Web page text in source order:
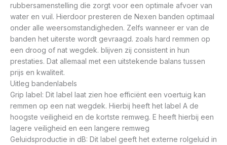
rubbersamenstelling die zorgt voor een optimale afvoer van
water en vuil. Hierdoor presteren de Nexen banden optimaal
onder alle weersomstandigheden. Zelfs wanneer er van de
banden het uiterste wordt gevraagd. zoals hard remmen op
een droog of nat wegdek. blijven zij consistent in hun
prestaties. Dat allemaal met een uitstekende balans tussen
prijs en kwaliteit.
Uitleg bandenlabels
Grip label: Dit label laat zien hoe efficiënt een voertuig kan
remmen op een nat wegdek. Hierbij heeft het label A de
hoogste veiligheid en de kortste remweg. E heeft hierbij een
lagere veiligheid en een langere remweg
Geluidsproductie in dB: Dit label geeft het externe rolgeluid in